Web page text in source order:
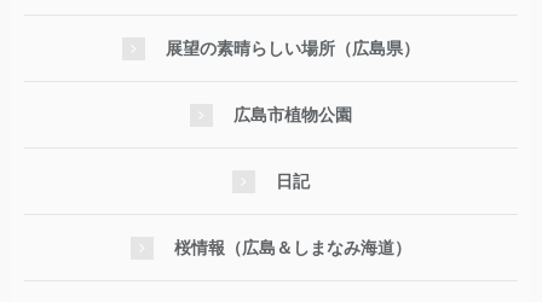
展望の素晴らしい場所（広島県）
広島市植物公園
日記
桜情報（広島＆しまなみ海道）